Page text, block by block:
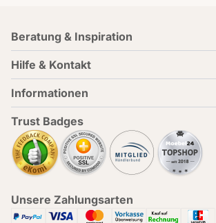
Beratung & Inspiration
Hilfe & Kontakt
Informationen
Trust Badges
Unsere Zahlungsarten